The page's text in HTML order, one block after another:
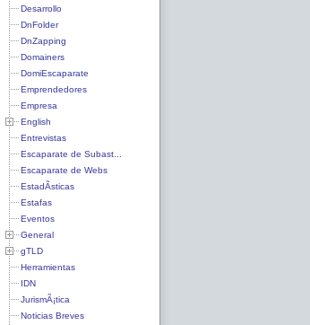
Desarrollo
DnFolder
DnZapping
Domainers
DomiEscaparate
Emprendedores
Empresa
English
Entrevistas
Escaparate de Subast...
Escaparate de Webs
EstadÃ­sticas
Estafas
Eventos
General
gTLD
Herramientas
IDN
JurismÃ¡tica
Noticias Breves